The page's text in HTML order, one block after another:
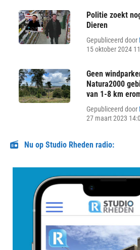
Politie zoekt
Dieren
Gepubliceerd door
15 oktober 2024
Geen
Natura2000
van 1-8 km
Gepubliceerd door
27 maart 2023
Nu op Studio Rheden radio: